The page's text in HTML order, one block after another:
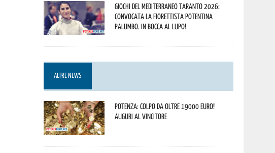
Giochi del Mediterraneo Taranto 2026:
convocata la fiorettista potentina
Palumbo. In bocca al lupo!
ALTRE NEWS
Potenza: colpo da oltre 19000 Euro!
Auguri al vincitore